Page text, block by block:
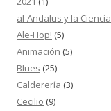
al-Andalus y la Ciencia
Ale-Hop! (5)
Animación (5)
Blues (25)
Calderería (3)
Cecilio (9)